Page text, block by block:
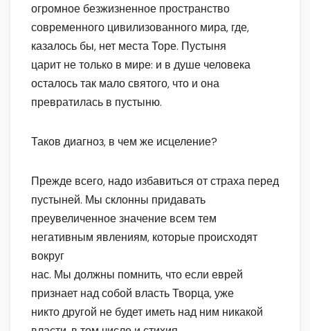
огромное безжизненное пространство
современного цивилизованного мира, где,
казалось бы, нет места Торе. Пустыня
царит не только в мире: и в душе человека
осталось так мало святого, что и она
превратилась в пустыню.
Таков диагноз, в чем же исцеление?
Прежде всего, надо избавиться от страха перед
пустыней. Мы склонны придавать
преувеличенное значение всем тем
негативным явлениям, которые происходят
вокруг
нас. Мы должны помнить, что если еврей
признает над собой власть Творца, уже
никто другой не будет иметь над ним никакой